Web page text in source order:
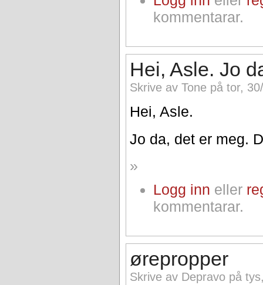
kommentarar.
Hei, Asle. Jo
Skrive av Tone på tor,
Hei, Asle.
Jo da, det er meg.
»
Logg inn eller
kommentarar.
ørepropper
Skrive av Depravo på